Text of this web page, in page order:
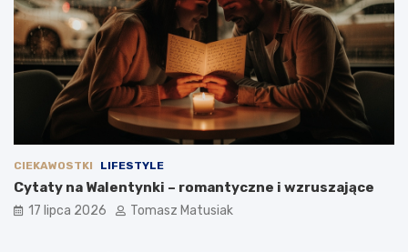
CIEKAWOSTKI LIFESTYLE
Cytaty na Walentynki – romantyczne i wzruszające
17 lipca 2026 Tomasz Matusiak